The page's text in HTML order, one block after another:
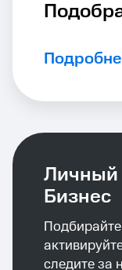
Личный
Бизнес
следите за